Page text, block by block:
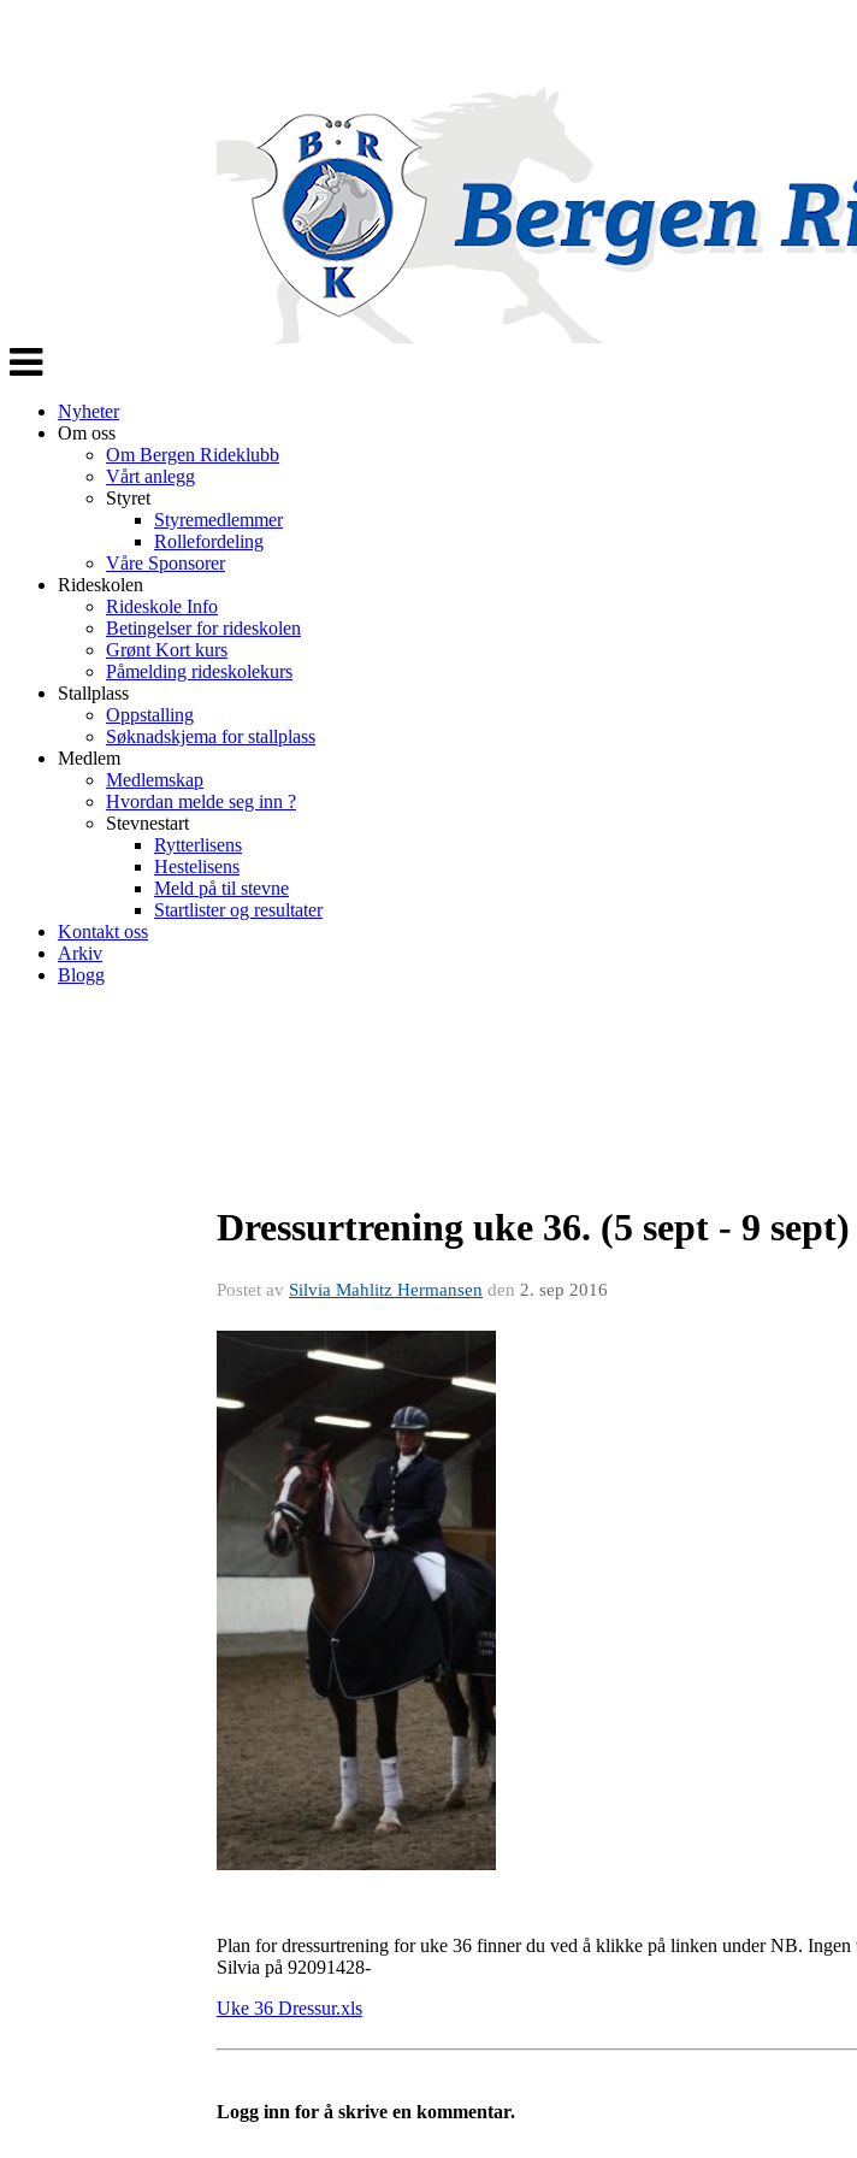
Veksle
navigasjon
Nyheter
Om oss
Om Bergen Rideklubb
Vårt anlegg
Styret
Styremedlemmer
Rollefordeling
Våre Sponsorer
Rideskolen
Rideskole Info
Betingelser for rideskolen
Grønt Kort kurs
Påmelding rideskolekurs
Stallplass
Oppstalling
Søknadskjema for stallplass
Medlem
Medlemskap
Hvordan melde seg inn ?
Stevnestart
Rytterlisens
Hestelisens
Meld på til stevne
Startlister og resultater
Kontakt oss
Arkiv
Blogg
Dressurtrening uke 36. (5 sept - 9 sept)
Postet av Silvia Mahlitz Hermansen den 2. sep 2016
Plan for dressurtrening for uke 36 finner du ved å klikke på linken under NB.
Silvia på 92091428-
Uke 36 Dressur.xls
Logg inn for å skrive en kommentar.